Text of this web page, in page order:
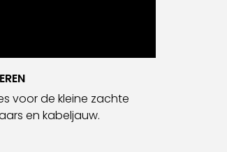
voor de kleine zachte
en kabeljauw.